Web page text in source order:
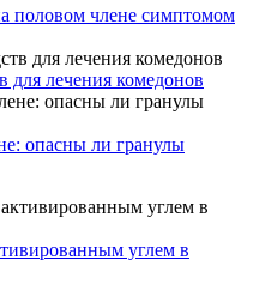
половом члене симптомом
для лечения комедонов
опасны ли гранулы
углем в